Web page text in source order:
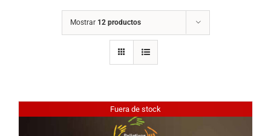
Mostrar 12 productos
Fuera de stock